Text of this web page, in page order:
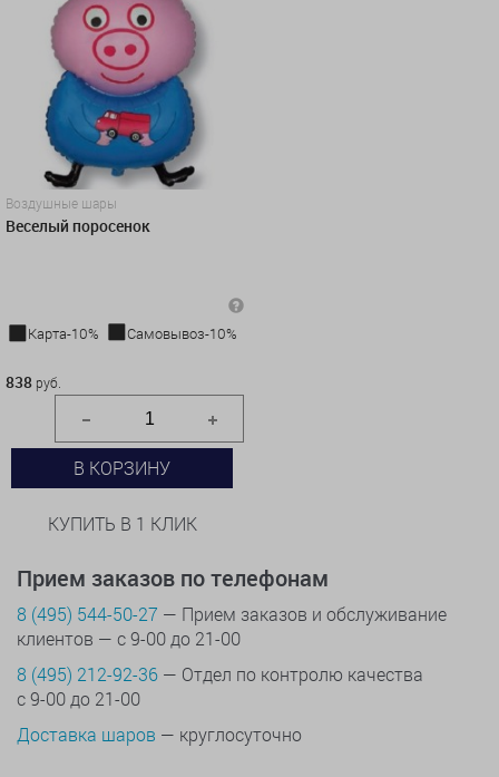
Воздушные шары
Веселый поросенок
Карта-10%
Самовывоз-10%
838 руб.
В КОРЗИНУ
КУПИТЬ В 1 КЛИК
Прием заказов по телефонам
8 (495) 544-50-27 — Прием заказов и обслуживание
клиентов — с 9-00 до 21-00
8 (495) 212-92-36 — Отдел по контролю качества
с 9-00 до 21-00
Доставка шаров — круглосуточно